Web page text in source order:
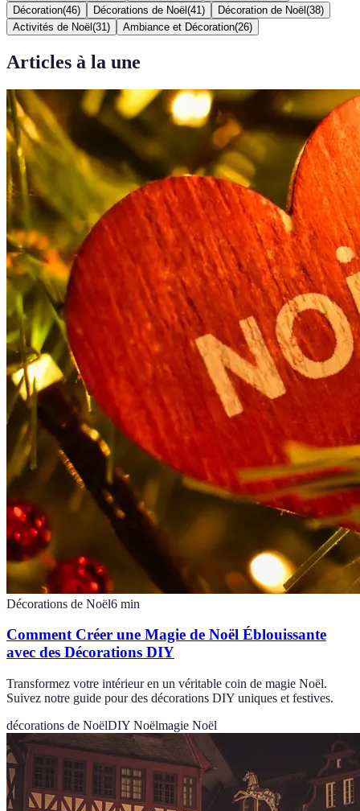
Décoration(46) Décorations de Noël (41 ) Décoration de Noël (38)
Activités de Noël (31 ) Ambiance et Décoration(26)
Articles à la une
Décorations de Noël6 min
Comment Créer une Magie de Noël Éblouissante
avec des Décorations DIY
Transformez votre intérieur en un véritable coin de magie Noël.
Suivez notre guide pour des décorations DIY uniques et festives.
décorations de NoëlDIY Noëlmagie Noël